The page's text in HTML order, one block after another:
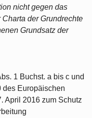
nicht gegen das
der Grundrechte
Grundsatz der
1 Buchst. a bis c und
des Europäischen
April 2016 zum Schutz